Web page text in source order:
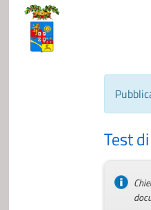
Test